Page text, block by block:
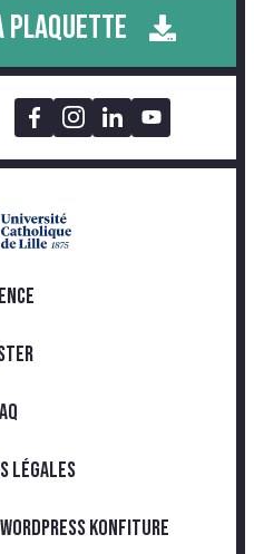
PLAQUETTE
LÉGALES
KONFITURE